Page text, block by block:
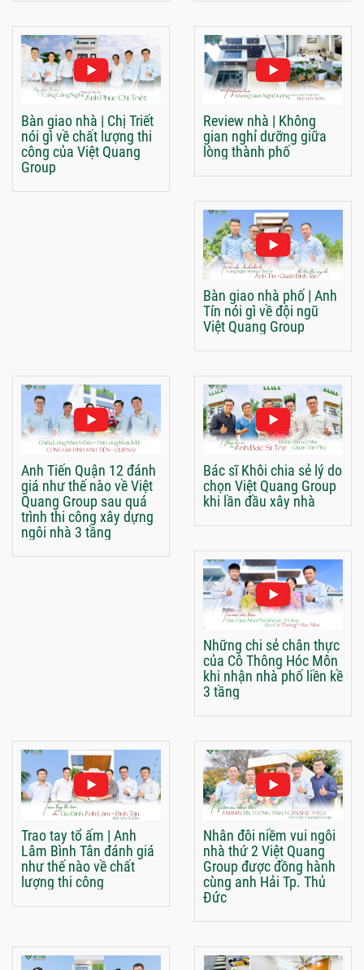
Bàn giao nhà | Chị Triết
nói gì về chất lượng thi
công của Việt Quang
Group
Review nhà | Không
gian nghỉ dưỡng giữa
lòng thành phố
Bàn giao nhà phố | Anh
Tín nói gì về đội ngũ
Việt Quang Group
Anh Tiến Quận 12 đánh
giá như thế nào về Việt
Quang Group sau quá
trình thi công xây dựng
ngôi nhà 3 tầng
Bác sĩ Khôi chia sẻ lý do
chọn Việt Quang Group
khi lần đầu xây nhà
Những chi sẻ chân thực
của Cô Thông Hóc Môn
khi nhận nhà phố liền kề
3 tầng
Trao tay tổ ấm | Anh
Lâm Bình Tân đánh giá
như thế nào về chất
lượng thi công
Nhân đôi niềm vui ngôi
nhà thứ 2 Việt Quang
Group được đồng hành
cùng anh Hải Tp. Thủ
Đức